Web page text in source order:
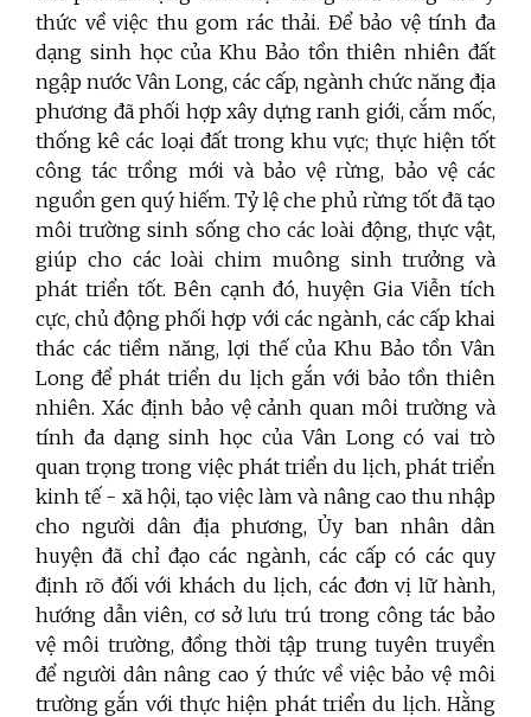
thức về việc thu gom rác thải. Để bảo vệ tính đa
dạng sinh học của Khu Bảo tồn thiên nhiên đất
ngập nước Vân Long, các cấp, ngành chức năng địa
phương đã phối hợp xây dựng ranh giới, cắm mốc,
thống kê các loại đất trong khu vực; thực hiện tốt
công tác trồng mới và bảo vệ rừng, bảo vệ các
nguồn gen quý hiếm. Tỷ lệ che phủ rừng tốt đã tạo
môi trường sinh sống cho các loài động, thực vật,
giúp cho các loài chim muông sinh trưởng và
phát triển tốt. Bên cạnh đó, huyện Gia Viễn tích
cực, chủ động phối hợp với các ngành, các cấp khai
thác các tiềm năng, lợi thế của Khu Bảo tồn Vân
Long để phát triển du lịch gắn với bảo tồn thiên
nhiên. Xác định bảo vệ cảnh quan môi trường và
tính đa dạng sinh học của Vân Long có vai trò
quan trọng trong việc phát triển du lịch, phát triển
kinh tế - xã hội, tạo việc làm và nâng cao thu nhập
cho người dân địa phương, Ủy ban nhân dân
huyện đã chỉ đạo các ngành, các cấp có các quy
định rõ đối với khách du lịch, các đơn vị lữ hành,
hướng dẫn viên, cơ sở lưu trú trong công tác bảo
vệ môi trường, đồng thời tập trung tuyên truyền
để người dân nâng cao ý thức về việc bảo vệ môi
trường gắn với thực hiện phát triển du lịch. Hằng